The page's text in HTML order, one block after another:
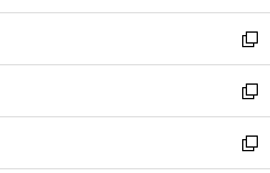
開
く
ウ
で
開
く
ン
ド
ウ
で
開
く
ウ
ィ
ン
ド
ウ
で
開
新
し
い
ウ
ィ
新
し
い
新